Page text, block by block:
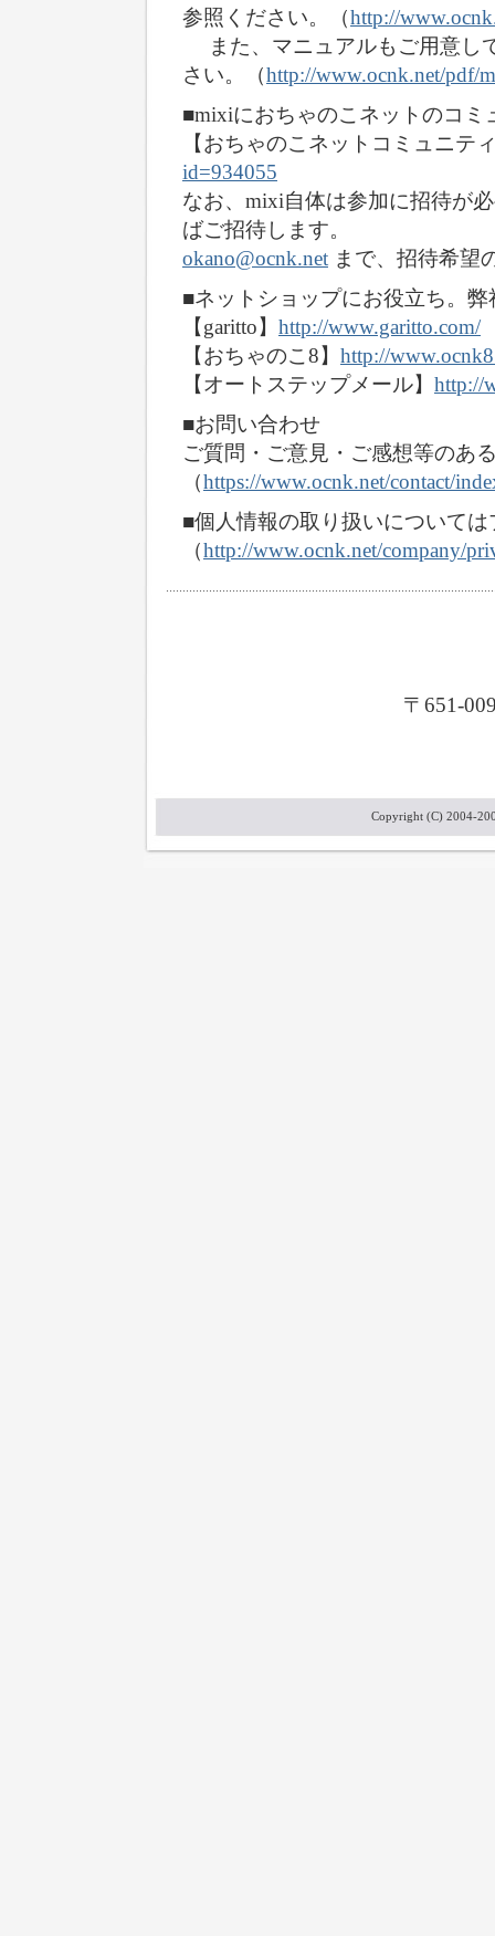
参照ください。（http://
また、マニュアルもご用意し
さい。（http://www.ocnk.net/pdf/
■mixiにおちゃのこネットのコミ
【おちゃのこネットコミュニテ
id=934055
なお、mixi自体は参加に招待が
ばご招待します。
okano@ocnk.net まで、招待希望
■ネットショップにお役立ち。
【garitto】 http://www.garitto.com/
【おちゃのこ8】 http://
【オートステップメール】 http://
■お問い合わせ
ご質問・ご意見・ご感想等のあ
（https://www.ocnk.net/contact/
■個人情報の取り扱いについて
（http://www.ocnk.net/company/
〒651-
Copyright (C) 2004-